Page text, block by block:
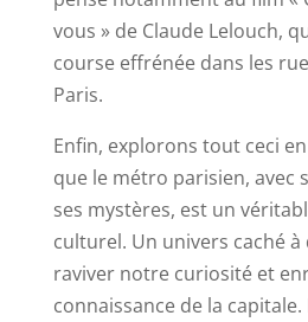
vous » de Claude Lelouch,
course effrénée dans les
Paris.
Enfin, explorons tout ceci
que le métro parisien, avec
ses mystères, est un
culturel. Un univers caché
raviver notre curiosité et
connaissance de la capitale.